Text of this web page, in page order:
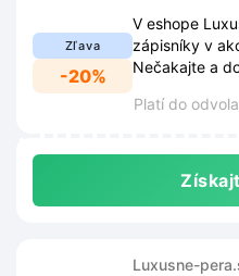
Zľava
-20%
V eshope
zápisníky v
Nečakajte a
Platí do
Luxusne-